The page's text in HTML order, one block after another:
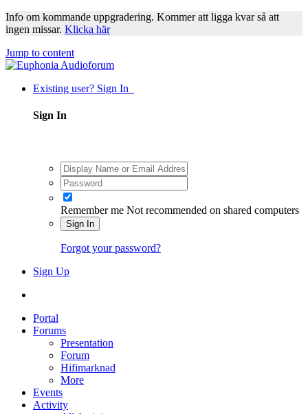
Info om kommande uppgradering. Kommer att ligga kvar så att
ingen missar. Klicka här
Jump to content
Existing user? Sign In
Sign In
Remember me Not recommended on shared computers
Sign In
Forgot your password?
Sign Up
Portal
Forums
Presentation
Forum
Hifimarknad
More
Events
Activity